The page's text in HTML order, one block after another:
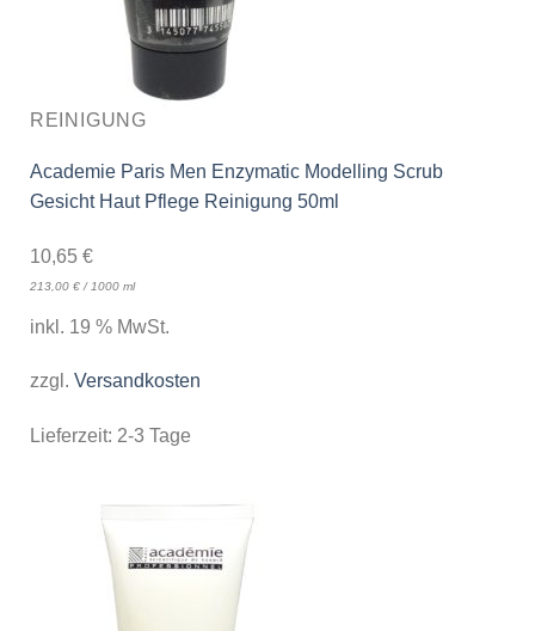
REINIGUNG
Academie Paris Men Enzymatic Modelling Scrub
Gesicht Haut Pflege Reinigung 50ml
10,65 €
213,00 €/ 1000 ml
inkl. 19 % MwSt.
zzgl. Versandkosten
Lieferzeit: 2-3 Tage